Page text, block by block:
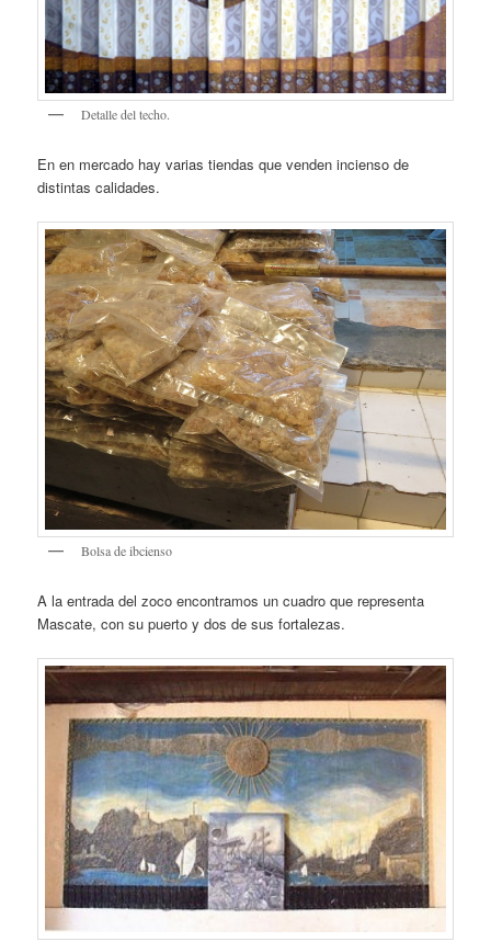
Detalle del techo.
En en mercado hay varias tiendas que venden incienso de
distintas calidades.
Bolsa de ibcienso
A la entrada del zoco encontramos un cuadro que representa
Mascate, con su puerto y dos de sus fortalezas.